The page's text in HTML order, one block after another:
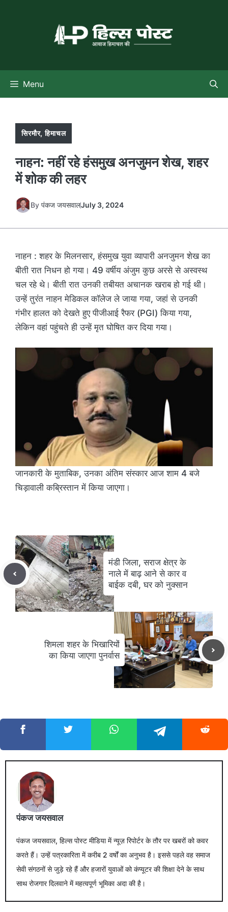
Menu
सिरमौर,हिमाचल
नाहन: नहीं रहे हंसमुख अनजुमन शेख, शहर
में शोक की लहर
By पंकज जयसवालJuly 3, 2024
नाहन : शहर के मिलनसार, हंसमुख युवा व्यापारी अनजुमन शेख का
बीती रात निधन हो गया। 49 वर्षीय अंजुम कुछ अरसे से अस्वस्थ
चल रहे थे। बीती रात उनकी तबीयत अचानक खराब हो गई थी।
उन्हें तुरंत नाहन मेडिकल कॉलेज ले जाया गया, जहां से उनकी
गंभीर हालत को देखते हुए पीजीआई रैफर (PGI) किया गया,
लेकिन वहां पहुंचते ही उन्हें मृत घोषित कर दिया गया।
जानकारी के मुताबिक, उनका अंतिम संस्कार आज शाम 4 बजे
चिड़ावाली कब्रिस्तान में किया जाएगा।
मंडी जिला, सराज क्षेत्र के
नाले में बाढ़ आने से कार व
बाईक दबी, घर को नुक्सान
शिमला शहर के भिखारियों
का किया जाएगा पुनर्वास
पंकज जयसवाल
पंकज जयसवाल, हिल्स पोस्ट मीडिया में न्यूज़ रिपोर्टर के तौर पर खबरों को कवर
करते हैं। उन्हें पत्रकारिता में करीब 2 वर्षों का अनुभव है। इससे पहले वह समाज
सेवी संगठनों से जुड़े रहे हैं और हजारों युवाओं को कंप्यूटर की शिक्षा देने के साथ
साथ रोजगार दिलवाने में महत्वपूर्ण भूमिका अदा की है।